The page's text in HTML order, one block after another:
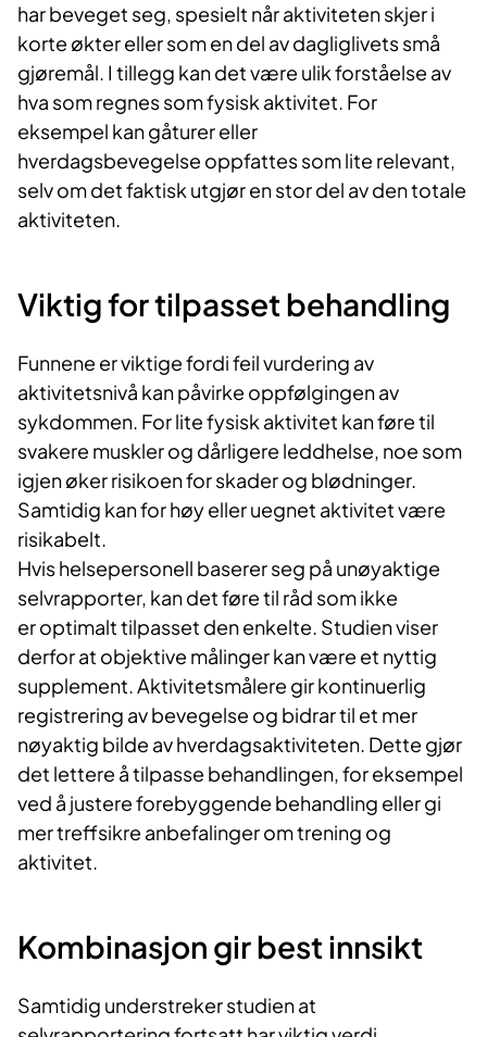
har beveget seg, spesielt når aktiviteten skjer i
korte økter eller som en del av dagliglivets små
gjøremål. I tillegg kan det være ulik forståelse av
hva som regnes som fysisk aktivitet. For
eksempel kan gåturer eller
hverdagsbevegelse oppfattes som lite relevant,
selv om det faktisk utgjør en stor del av den totale
aktiviteten.
Viktig for tilpasset behandling
Funnene er viktige fordi feil vurdering av
aktivitetsnivå kan påvirke oppfølgingen av
sykdommen. For lite fysisk aktivitet kan føre til
svakere muskler og dårligere leddhelse, noe som
igjen øker risikoen for skader og blødninger.
Samtidig kan for høy eller uegnet aktivitet være
risikabelt.
Hvis helsepersonell baserer seg på unøyaktige
selvrapporter, kan det føre til råd som ikke
er optimalt tilpasset den enkelte. Studien viser
derfor at objektive målinger kan være et nyttig
supplement. Aktivitetsmålere gir kontinuerlig
registrering av bevegelse og bidrar til et mer
nøyaktig bilde av hverdagsaktiviteten. Dette gjør
det lettere å tilpasse behandlingen, for eksempel
ved å justere forebyggende behandling eller gi
mer treffsikre anbefalinger om trening og
aktivitet.
Kombinasjon gir best innsikt
Samtidig understreker studien at